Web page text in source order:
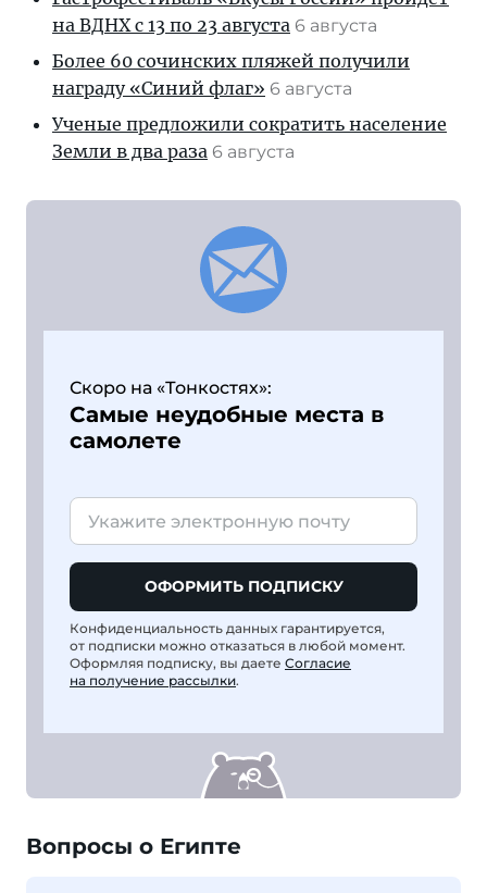
на ВДНХ с 13 по 23 августа 6 августа
Более 60 сочинских пляжей получили
награду «Синий флаг» 6 августа
Ученые предложили сократить население
Земли в два раза 6 августа
Скоро на «Тонкостях»:
Самые неудобные места в
самолете
ОФОРМИТЬ ПОДПИСКУ
Конфиденциальность данных гарантируется,
от подписки можно отказаться в любой момент.
Оформляя подписку, вы даете Согласие
на получение рассылки.
Вопросы о Египте